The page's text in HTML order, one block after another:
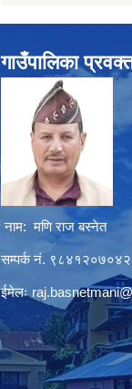
गाउँपालिका
नाम: मणि राज बस्नेत
सम्पर्क नं. ९८४१२०७०४२
ईमेलः